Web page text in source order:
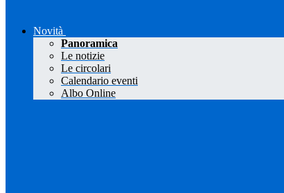
Novità
Panoramica
Le notizie
Le circolari
Calendario eventi
Albo Online